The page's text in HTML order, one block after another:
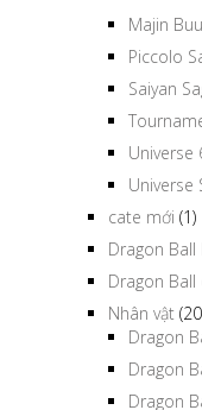
Saiyan
Universe
Universe
cate mới(1)
Dragon Ball
Dragon Ball
Nhân vật
Dragon
Dragon
Dragon
Dragon
Dragon